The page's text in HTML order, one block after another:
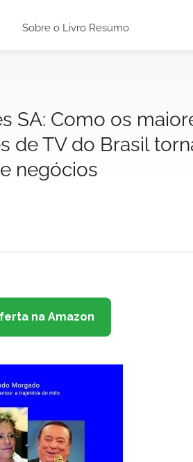
Sobre o Livro Resumo
SA: Como os
de TV do Brasil
negócios
na Amazon